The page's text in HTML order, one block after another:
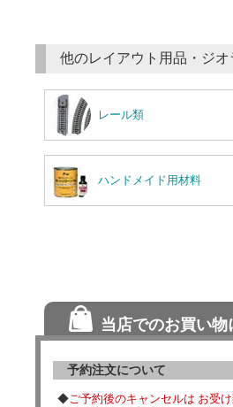
他のレイアウト用品・ジ
レール類
ハンドメイド用材料
当店でのお買い物
予約注文について
◆ご予約後のキャンセルは お受け